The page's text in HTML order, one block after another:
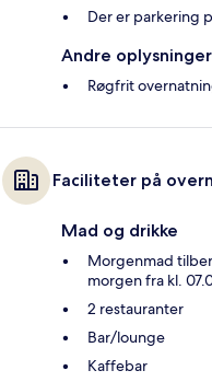
Der er parkering
Andre oplysninger
Røgfrit
Faciliteter på
Mad og drikke
Morgenmad
morgen fra kl.
2 restauranter
Bar/lounge
Kaffebar